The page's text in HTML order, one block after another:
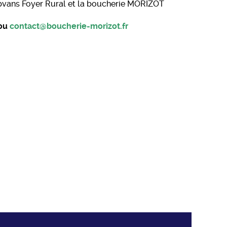
Foyer Rural et la boucherie MORIZOT
contact@boucherie-morizot.fr